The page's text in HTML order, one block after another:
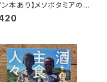
ン本あり】メソポタミアの
三人男